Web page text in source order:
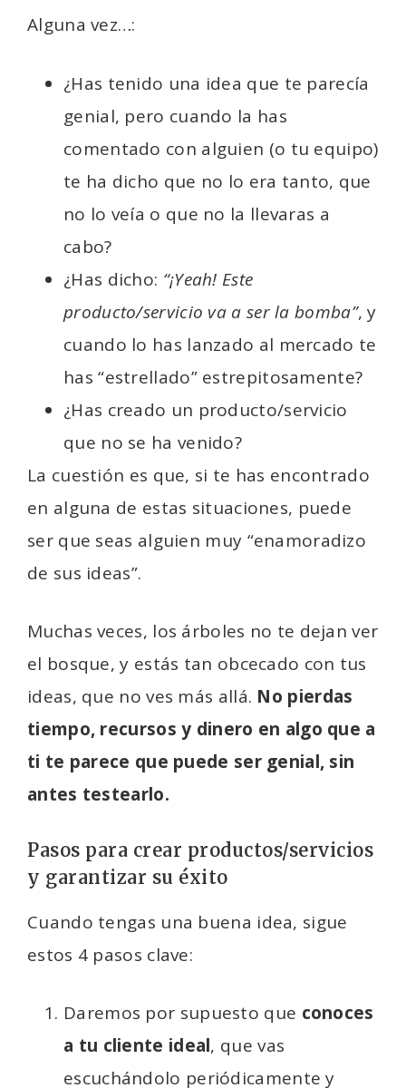
Alguna vez…:
¿Has tenido una idea que te parecía
genial, pero cuando la has
comentado con alguien (o tu equipo)
te ha dicho que no lo era tanto, que
no lo veía o que no la llevaras a
cabo?
¿Has dicho: “¡Yeah! Este
producto/servicio va a ser la bomba”, y
cuando lo has lanzado al mercado te
has “estrellado” estrepitosamente?
¿Has creado un producto/servicio
que no se ha venido?
La cuestión es que, si te has encontrado
en alguna de estas situaciones, puede
ser que seas alguien muy “enamoradizo
de sus ideas”.
Muchas veces, los árboles no te dejan ver
el bosque, y estás tan obcecado con tus
ideas, que no ves más allá. No pierdas
tiempo, recursos y dinero en algo que a
ti te parece que puede ser genial, sin
antes testearlo.
Pasos para crear productos/servicios
y garantizar su éxito
Cuando tengas una buena idea, sigue
estos 4 pasos clave:
Daremos por supuesto que conoces
a tu cliente ideal, que vas
escuchándolo periódicamente y